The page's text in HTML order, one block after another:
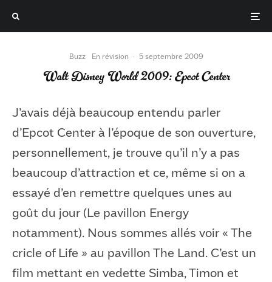
Buzz En révision · 5 septembre 2009
Walt Disney World 2009: Epcot Center
J’avais déjà beaucoup entendu parler
d’Epcot Center à l’époque de son ouverture,
personnellement, je trouve qu’il n’y a pas
beaucoup d’attraction et ce, même si on a
essayé d’en remettre quelques unes au
goût du jour (Le pavillon Energy
notamment). Nous sommes allés voir « The
cricle of Life » au pavillon The Land. C’est un
film mettant en vedette Simba, Timon et